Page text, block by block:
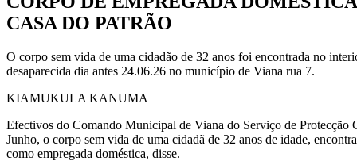
CASA DO PATRÃO
O corpo sem vida de uma cidadão de 32 anos foi encontrada no
desaparecida dia antes 24.06.26 no município de Viana rua 7.
KIAMUKULA KANUMA
Efectivos do Comando Municipal de Viana do Serviço de
Junho, o corpo sem vida de uma cidadã de 32 anos de idade,
como empregada doméstica, disse.